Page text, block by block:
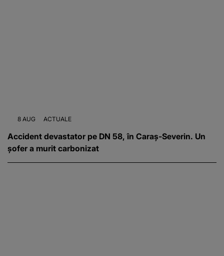
8 AUG ACTUALE
Accident devastator pe DN 58, în Caraș-Severin. Un
șofer a murit carbonizat